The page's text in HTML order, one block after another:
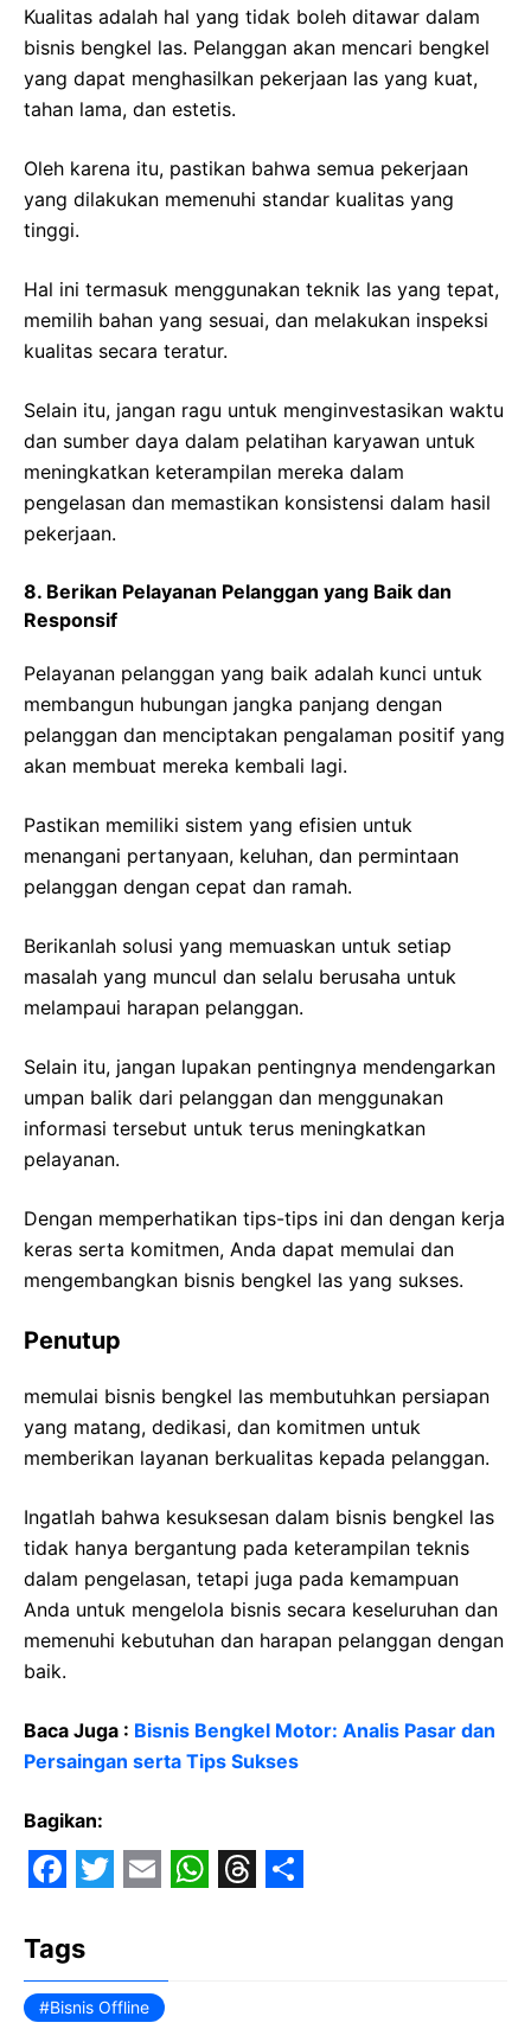
Kualitas adalah hal yang tidak boleh ditawar dalam
bisnis bengkel las. Pelanggan akan mencari bengkel
yang dapat menghasilkan pekerjaan las yang kuat,
tahan lama, dan estetis.
Oleh karena itu, pastikan bahwa semua pekerjaan
yang dilakukan memenuhi standar kualitas yang
tinggi.
Hal ini termasuk menggunakan teknik las yang tepat,
memilih bahan yang sesuai, dan melakukan inspeksi
kualitas secara teratur.
Selain itu, jangan ragu untuk menginvestasikan waktu
dan sumber daya dalam pelatihan karyawan untuk
meningkatkan keterampilan mereka dalam
pengelasan dan memastikan konsistensi dalam hasil
pekerjaan.
8. Berikan Pelayanan Pelanggan yang Baik dan
Responsif
Pelayanan pelanggan yang baik adalah kunci untuk
membangun hubungan jangka panjang dengan
pelanggan dan menciptakan pengalaman positif yang
akan membuat mereka kembali lagi.
Pastikan memiliki sistem yang efisien untuk
menangani pertanyaan, keluhan, dan permintaan
pelanggan dengan cepat dan ramah.
Berikanlah solusi yang memuaskan untuk setiap
masalah yang muncul dan selalu berusaha untuk
melampaui harapan pelanggan.
Selain itu, jangan lupakan pentingnya mendengarkan
umpan balik dari pelanggan dan menggunakan
informasi tersebut untuk terus meningkatkan
pelayanan.
Dengan memperhatikan tips-tips ini dan dengan kerja
keras serta komitmen, Anda dapat memulai dan
mengembangkan bisnis bengkel las yang sukses.
Penutup
memulai bisnis bengkel las membutuhkan persiapan
yang matang, dedikasi, dan komitmen untuk
memberikan layanan berkualitas kepada pelanggan.
Ingatlah bahwa kesuksesan dalam bisnis bengkel las
tidak hanya bergantung pada keterampilan teknis
dalam pengelasan, tetapi juga pada kemampuan
Anda untuk mengelola bisnis secara keseluruhan dan
memenuhi kebutuhan dan harapan pelanggan dengan
baik.
Baca Juga : Bisnis Bengkel Motor: Analis Pasar dan
Persaingan serta Tips Sukses
Bagikan:
a
c
e
w
i
t
a
i
Tags
Bisnis Offline